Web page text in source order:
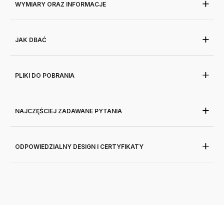
WYMIARY ORAZ INFORMACJE
JAK DBAĆ
PLIKI DO POBRANIA
NAJCZĘŚCIEJ ZADAWANE PYTANIA
ODPOWIEDZIALNY DESIGN I CERTYFIKATY